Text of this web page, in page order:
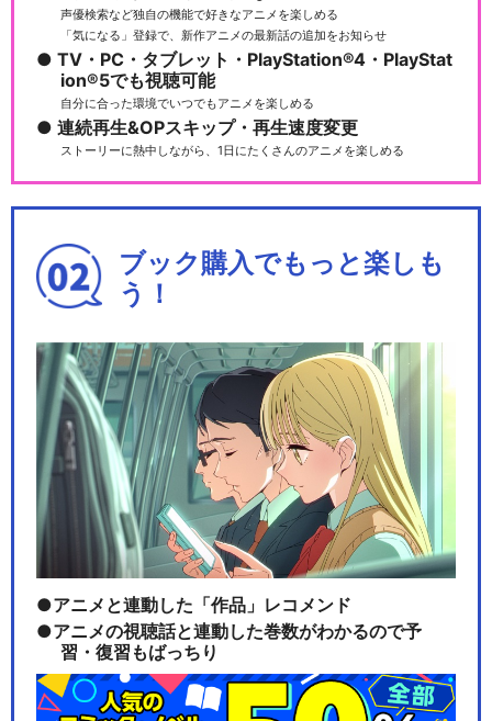
声優検索など独自の機能で好きなアニメを楽しめる
「気になる」登録で、新作アニメの最新話の追加をお知らせ
TV・PC・タブレット・PlayStation®4・PlayStat
ion®5でも視聴可能
自分に合った環境でいつでもアニメを楽しめる
連続再生&OPスキップ・再生速度変更
ストーリーに熱中しながら、1日にたくさんのアニメを楽しめる
ブック購入でもっと楽しも
う！
アニメと連動した「作品」レコメンド
アニメの視聴話と連動した巻数がわかるので予
習・復習もばっちり